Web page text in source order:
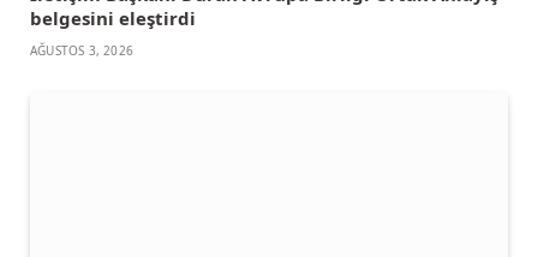
belgesini eleştirdi
AĞUSTOS 3, 2026